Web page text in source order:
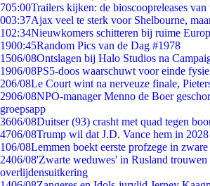
705:00Trailers kijken: de bioscoopreleases van
003:37Ajax veel te sterk voor Shelbourne,
102:34Nieuwkomers schitteren bij ruime
1900:45Random Pics van de Dag #1978
1506/08Ontslagen bij Halo Studios na
1906/08PS5-doos waarschuwt voor einde
206/08Le Court wint na nerveuze finale,
2906/08NPO-manager Menno de Boer
groepsapp
3606/08Duitser (93) crasht met quad tegen
4706/08Trump wil dat J.D. Vance hem in
106/08Lemmen boekt eerste profzege in
2406/08'Zwarte weduwes' in Rusland trouwen
overlijdensuitkering